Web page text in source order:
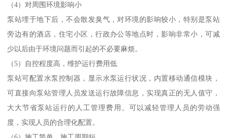
（4）对周围环境影响小
泵站埋于地下后，不会散发臭气，对环境的影响较小，特别是泵站
旁边有的酒店，住宅小区，行政办公等地点时，影响非常小，可减
少以后由于环境问题而引起的不必要麻烦。
（5）自控程度高，维护运行费用低
泵站可配置水泵控制器，显示水泵运行状况，内置移动通信模块，
可直接向泵站管理人员发送运行故障信息，实现真正的无人值守，
大大节省泵站运行的人工管理费用。可以减轻管理人员的劳动强
度，实现人员的合理化配置。